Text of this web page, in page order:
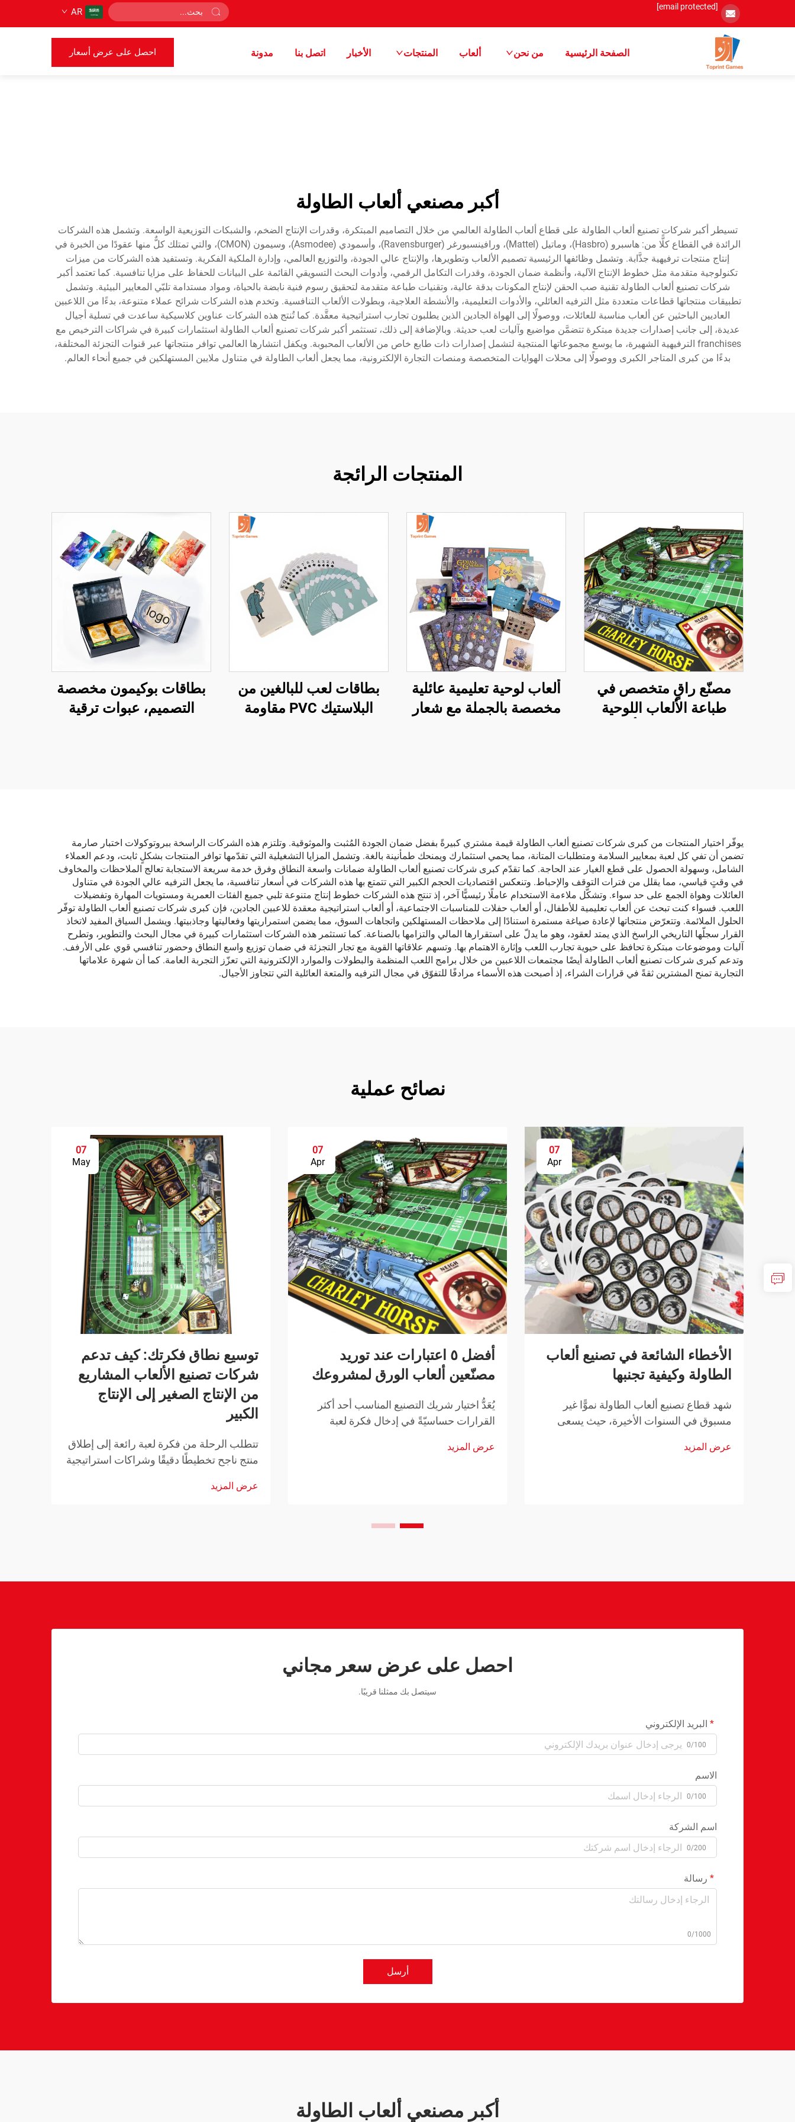
[email protected]
AR
الصفحة الرئيسية من نحن ألعاب المنتجات الأخبار اتصل بنا مدونة احصل على عرض أسعار
أكبر مصنعي ألعاب الطاولة
تسيطر أكبر شركات تصنيع ألعاب الطاولة على قطاع ألعاب الطاولة العالمي من خلال التصاميم المبتكرة، وقدرات الإنتاج الضخم، والشبكات التوزيعية الواسعة. وتشمل هذه الشركات
الرائدة في القطاع كلًّا من: هاسبرو (Hasbro)، وماتيل (Mattel)، ورافينسبورغر (Ravensburger)، وأسمودي (Asmodee)، وسيمون (CMON)، والتي تمتلك كلٌّ منها عقودًا من الخبرة في
إنتاج منتجات ترفيهية جذَّابة. وتشمل وظائفها الرئيسية تصميم الألعاب وتطويرها، والإنتاج عالي الجودة، والتوزيع العالمي، وإدارة الملكية الفكرية. وتستفيد هذه الشركات من ميزات
تكنولوجية متقدمة مثل خطوط الإنتاج الآلية، وأنظمة ضمان الجودة، وقدرات التكامل الرقمي، وأدوات البحث التسويقي القائمة على البيانات للحفاظ على مزايا تنافسية. كما تعتمد أكبر
شركات تصنيع ألعاب الطاولة تقنية صب الحقن لإنتاج المكونات بدقة عالية، وتقنيات طباعة متقدمة لتحقيق رسوم فنية نابضة بالحياة، ومواد مستدامة تلبّي المعايير البيئية. وتشمل
تطبيقات منتجاتها قطاعات متعددة مثل الترفيه العائلي، والأدوات التعليمية، والأنشطة العلاجية، وبطولات الألعاب التنافسية. وتخدم هذه الشركات شرائح عملاء متنوعة، بدءًا من اللاعبين
العاديين الباحثين عن ألعاب مناسبة للعائلات، ووصولًا إلى الهواة الجادين الذين يطلبون تجارب استراتيجية معقَّدة. كما تُنتج هذه الشركات عناوين كلاسيكية ساعدت في تسلية أجيال
عديدة، إلى جانب إصدارات جديدة مبتكرة تتضمَّن مواضيع وآليات لعب حديثة. وبالإضافة إلى ذلك، تستثمر أكبر شركات تصنيع ألعاب الطاولة استثمارات كبيرة في شراكات الترخيص مع
franchises الترفيهية الشهيرة، ما يوسع مجموعاتها المنتجية لتشمل إصدارات ذات طابع خاص من الألعاب المحبوبة. ويكفل انتشارها العالمي توافر منتجاتها عبر قنوات التجزئة المختلفة،
بدءًا من كبرى المتاجر الكبرى ووصولًا إلى محلات الهوايات المتخصصة ومنصات التجارة الإلكترونية، مما يجعل ألعاب الطاولة في متناول ملايين المستهلكين في جميع أنحاء العالم.
المنتجات الرائجة
مصنّع راقٍ متخصص في
طباعة الألعاب اللوحية
ألعاب لوحية تعليمية عائلية
مخصصة بالجملة مع شعار
بطاقات لعب للبالغين من
البلاستيك PVC مقاومة
بطاقات بوكيمون مخصصة
التصميم، عبوات ترقية
يوفّر اختيار المنتجات من كبرى شركات تصنيع ألعاب الطاولة قيمة مشتري كبيرةً بفضل ضمان الجودة المُثبت والموثوقية. وتلتزم هذه الشركات الراسخة ببروتوكولات اختبار صارمة
تضمن أن تفي كل لعبة بمعايير السلامة ومتطلبات المتانة، مما يحمي استثمارك ويمنحك طمأنينة بالغة. وتشمل المزايا التشغيلية التي تقدّمها توافر المنتجات بشكلٍ ثابت، ودعم العملاء
الشامل، وسهولة الحصول على قطع الغيار عند الحاجة. كما تقدّم كبرى شركات تصنيع ألعاب الطاولة ضمانات واسعة النطاق وفرق خدمة سريعة الاستجابة تعالج الملاحظات والمخاوف
في وقتٍ قياسي، مما يقلل من فترات التوقف والإحباط. وتنعكس اقتصاديات الحجم الكبير التي تتمتع بها هذه الشركات في أسعار تنافسية، ما يجعل الترفيه عالي الجودة في متناول
العائلات وهواة الجمع على حد سواء. وتشكّل ملاءمة الاستخدام عاملًا رئيسيًّا آخر، إذ تنتج هذه الشركات خطوط إنتاج متنوعة تلبي جميع الفئات العمرية ومستويات المهارة وتفضيلات
اللعب. فسواء كنت تبحث عن ألعاب تعليمية للأطفال، أو ألعاب حفلات للمناسبات الاجتماعية، أو ألعاب استراتيجية معقدة للاعبين الجادين، فإن كبرى شركات تصنيع ألعاب الطاولة توفّر
الحلول الملائمة. وتتعرّض منتجاتها لإعادة صياغة مستمرة استنادًا إلى ملاحظات المستهلكين واتجاهات السوق، مما يضمن استمراريتها وفعاليتها وجاذبيتها. ويشمل السياق المفيد لاتخاذ
القرار سجلّها التاريخي الراسخ الذي يمتد لعقود، وهو ما يدلّ على استقرارها المالي والتزامها بالصناعة. كما تستثمر هذه الشركات استثمارات كبيرة في مجال البحث والتطوير، وتطرح
آليات وموضوعات مبتكرة تحافظ على حيوية تجارب اللعب وإثارة الاهتمام بها. وتسهم علاقاتها القوية مع تجار التجزئة في ضمان توزيع واسع النطاق وحضور تنافسي قوي على الأرفف.
وتدعم كبرى شركات تصنيع ألعاب الطاولة أيضًا مجتمعات اللاعبين من خلال برامج اللعب المنظمة والبطولات والموارد الإلكترونية التي تعزّز التجربة العامة. كما أن شهرة علاماتها
التجارية تمنح المشترين ثقةً في قرارات الشراء، إذ أصبحت هذه الأسماء مرادفًا للتفوّق في مجال الترفيه والمتعة العائلية التي تتجاوز الأجيال.
نصائح عملية
07
Apr
الأخطاء الشائعة في تصنيع ألعاب
الطاولة وكيفية تجنبها
شهد قطاع تصنيع ألعاب الطاولة نموًّا غير
مسبوق في السنوات الأخيرة، حيث يسعى
الراسخون على حدٍّ سواء إلى إحياء رؤاهم
عرض المزيد
07
Apr
أفضل ٥ اعتبارات عند توريد
مصنّعين ألعاب الورق لمشروعك
يُعَدُّ اختيار شريك التصنيع المناسب أحد أكثر
القرارات حساسيّةً في إدخال فكرة لعبة
تطوّر لعبة بطاقات استراتيجية للتجارة، أو لعبة
عرض المزيد
07
May
توسيع نطاق فكرتك: كيف تدعم
شركات تصنيع الألعاب المشاريع
من الإنتاج الصغير إلى الإنتاج
الكبير
تتطلب الرحلة من فكرة لعبة رائعة إلى إطلاق
منتج ناجح تخطيطًا دقيقًا وشراكات استراتيجية
تصنيع الألعاب الحديثة ثورةً في طريقة اقتراب
عرض المزيد
احصل على عرض سعر مجاني
سيتصل بك ممثلنا قريبًا.
البريد الإلكتروني
0/100
الاسم
0/100
اسم الشركة
0/200
رسالة
0/1000
أرسل
أكبر مصنعي ألعاب الطاولة